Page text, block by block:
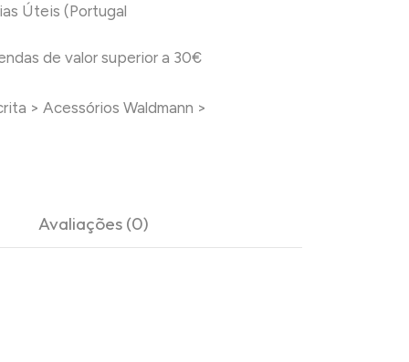
Úteis (Portugal
de valor superior a 30€
> Acessórios Waldmann >
Avaliações (0)